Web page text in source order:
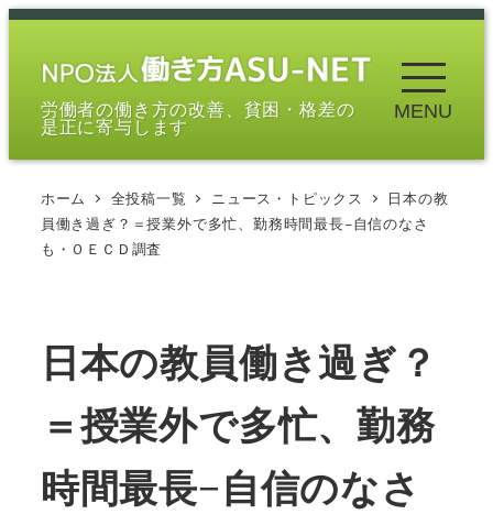
メ
労働者の働き方の改善、貧困・格差の
是正に寄与します
MENU
ホーム 全投稿一覧 ニュース・トピックス
日本の教
員働き過ぎ？＝授業外で多忙、勤務時間最長−自信のなさ
も・ＯＥＣＤ調査
日本の教員働き過ぎ？
＝授業外で多忙、勤務
時間最長−自信のなさ